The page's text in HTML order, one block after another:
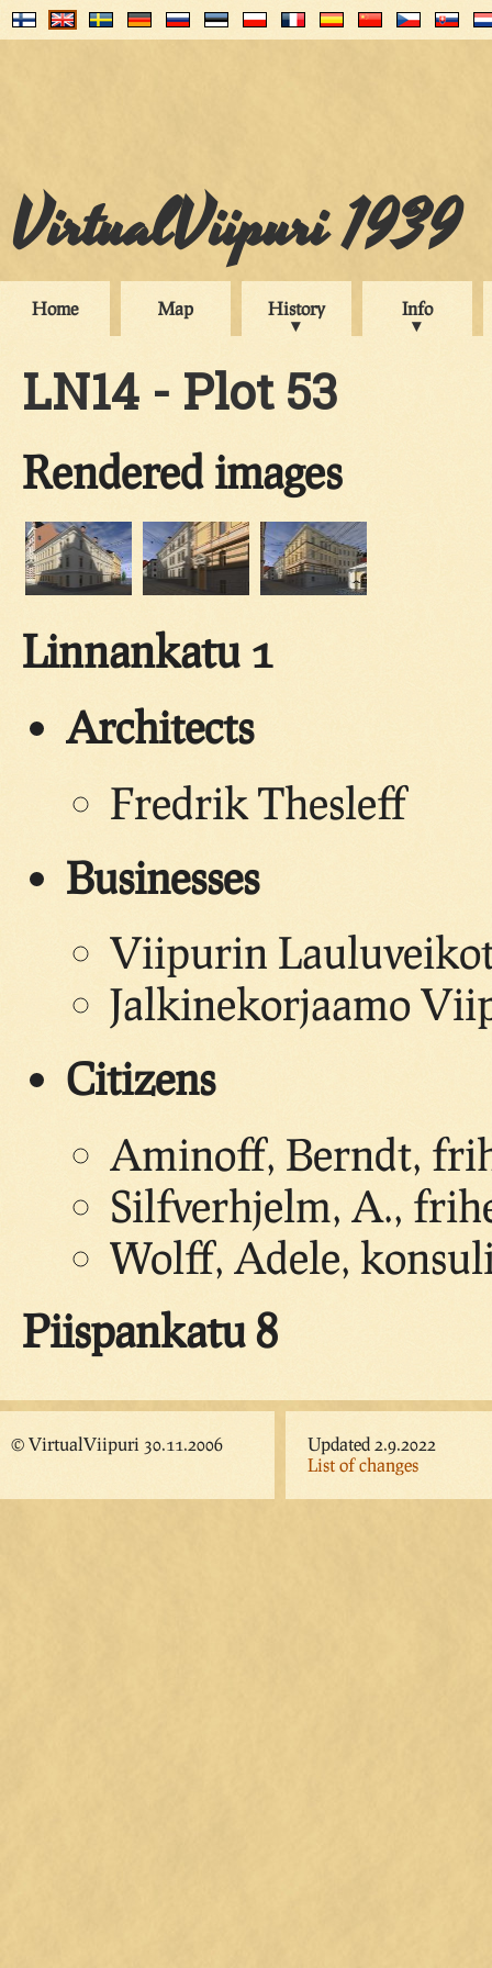
VirtualViipuri 1939
Home Map History Info
LN14 - Plot 53
Rendered images
Linnankatu 1
Architects
Fredrik Thesleff
Businesses
Viipurin
Jalkinekorjaamo
Citizens
Aminoff, Berndt,
Silfverhjelm, A.,
Wolff, Adele,
Piispankatu 8
© VirtualViipuri 30.11.2006
Updated 2.9.2022
List of changes